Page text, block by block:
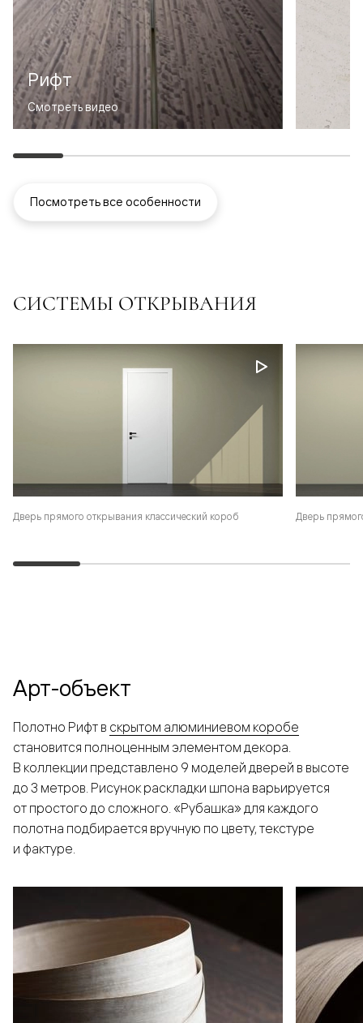
Рифт
Смотреть видео
Посмотреть все особенности
СИСТЕМЫ ОТКРЫВАНИЯ
Дверь прямого открывания классический короб Дверь
Арт-объект
Полотно Рифт в скрытом алюминиевом коробе
становится полноценным элементом декора.
В коллекции представлено 9 моделей дверей в высоте
до 3 метров. Рисунок раскладки шпона варьируется
от простого до сложного. «Рубашка» для каждого
полотна подбирается вручную по цвету, текстуре
и фактуре.